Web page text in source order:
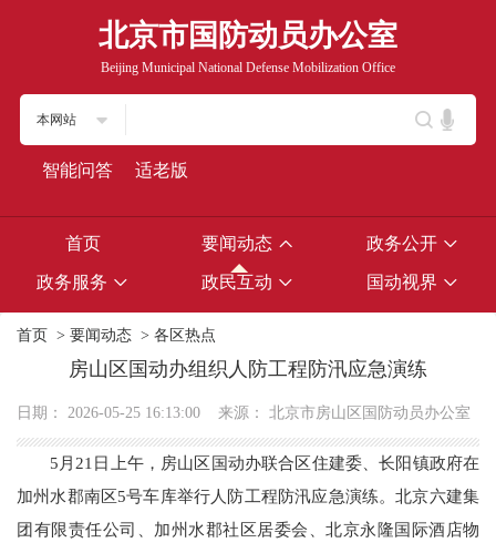
北京市国防动员办公室
Beijing Municipal National Defense Mobilization Office
本网站
智能问答 适老版
首页 要闻动态 政务公开
政务服务 政民互动 国动视界
首页 > 要闻动态 > 各区热点
房山区国动办组织人防工程防汛应急演练
日期： 2026-05-25 16:13:00 来源： 北京市房山区国防动员办公室
5月21日上午，房山区国动办联合区住建委、长阳镇政府在
加州水郡南区5号车库举行人防工程防汛应急演练。北京六建集
团有限责任公司、加州水郡社区居委会、北京永隆国际酒店物